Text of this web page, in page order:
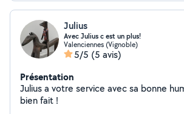
Julius
Avec Julius c est un plus!
Valenciennes (Vignoble)
5/5 (5 avis)
Présentation
Julius a votre service avec sa bonne
bien fait !